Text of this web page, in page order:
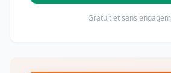
Gratuit et sans